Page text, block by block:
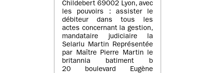
Childebert 69002 Lyon, avec
les pouvoirs : assister le
débiteur dans tous les
actes concernant la gestion,
mandataire judiciaire la
Selarlu Martin Représentée
par Maître Pierre Martin le
britannia batiment b
20 boulevard Eugène